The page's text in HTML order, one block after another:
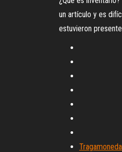
un artículo y es
estuvieron